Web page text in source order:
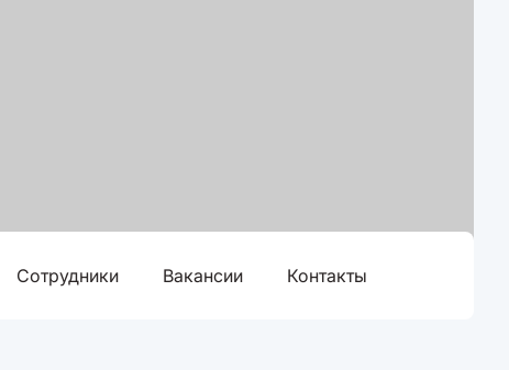
Сотрудники Вакансии Контакты